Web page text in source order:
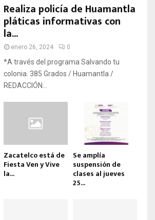
Realiza policía de Huamantla
pláticas informativas con
la...
enero 26, 2024 0
*A través del programa Salvando tu
colonia. 385 Grados / Huamantla /
REDACCIÓN...
Zacatelco está de
Fiesta Ven y Vive
la...
Se amplía
suspensión de
clases al jueves
25...